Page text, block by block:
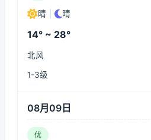
晴 晴
14° ~ 28°
北风
1-3级
08月09日
优